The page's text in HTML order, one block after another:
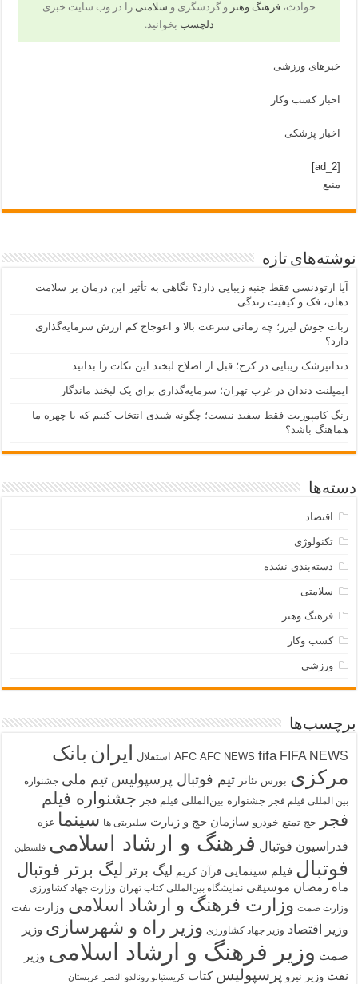
حوادث، فرهنگ وهنر و گردشگری و سلامتی را در وب سایت خبری
دلچسب بخوانید.
خبرهای ورزشی
اخبار کسب وکار
اخبار پزشکی
[ad_2]
منبع
نوشته‌های تازه
آیا ارتودنسی فقط جنبه زیبایی دارد؟ نگاهی به تأثیر این درمان بر سلامت
دهان، فک و کیفیت زندگی
ربات جوش لیزر؛ چه زمانی سرعت بالا و اعوجاج کم ارزش سرمایه‌گذاری
دارد؟
دندانپزشک زیبایی در کرج؛ قبل از اصلاح لبخند این نکات را بدانید
ایمپلنت دندان در غرب تهران؛ سرمایه‌گذاری برای یک لبخند ماندگار
رنگ کامپوزیت فقط سفید نیست؛ چگونه شیدی انتخاب کنیم که با چهره ما
هماهنگ باشد؟
دسته‌ها
اقتصاد
تکنولوژی
دسته‌بندی نشده
سلامتی
فرهنگ وهنر
کسب وکار
ورزشی
برچسب‌ها
AFC AFC NEWS fifa FIFA NEWS استقلال ایران بانک
مرکزی بورس تئاتر تیم فوتبال پرسپولیس تیم ملی جشنواره
بین المللی فیلم فجر جشنواره بین‌المللی فیلم فجر جشنواره فیلم
فجر
حج تمتع خودرو سازمان حج و زیارت سلبریتی ها سینما غزه
فدراسیون فوتبال فرهنگ و ارشاد اسلامی فلسطین
فوتبال فیلم سینمایی قرآن کریم لیگ برتر لیگ برتر فوتبال
ماه رمضان موسیقی نمایشگاه بین‌المللی کتاب تهران وزارت جهاد کشاورزی
وزارت صمت وزارت فرهنگ و ارشاد اسلامی وزارت نفت
وزیر اقتصاد وزیر جهاد کشاورزی وزیر راه و شهرسازی وزیر
صمت وزیر فرهنگ و ارشاد اسلامی وزیر
نفت وزیر نیرو پرسپولیس کتاب کریستیانو رونالدو النصر عربستان